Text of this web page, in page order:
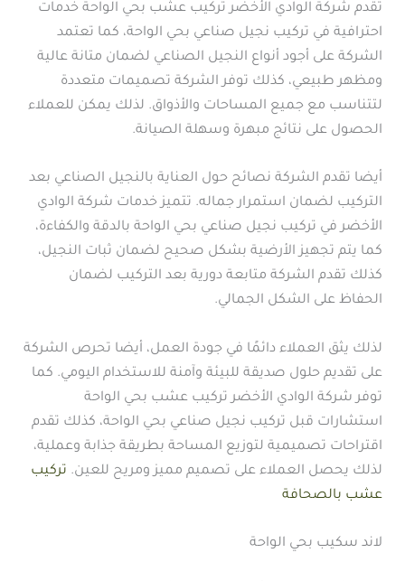
تقدم شركة الوادي الأخضر تركيب عشب بحي الواحة خدمات
احترافية في تركيب نجيل صناعي بحي الواحة، كما تعتمد
الشركة على أجود أنواع النجيل الصناعي لضمان متانة عالية
ومظهر طبيعي، كذلك توفر الشركة تصميمات متعددة
لتتناسب مع جميع المساحات والأذواق. لذلك يمكن للعملاء
الحصول على نتائج مبهرة وسهلة الصيانة.
أيضا تقدم الشركة نصائح حول العناية بالنجيل الصناعي بعد
التركيب لضمان استمرار جماله. تتميز خدمات شركة الوادي
الأخضر في تركيب نجيل صناعي بحي الواحة بالدقة والكفاءة،
كما يتم تجهيز الأرضية بشكل صحيح لضمان ثبات النجيل،
كذلك تقدم الشركة متابعة دورية بعد التركيب لضمان
الحفاظ على الشكل الجمالي.
لذلك يثق العملاء دائمًا في جودة العمل، أيضا تحرص الشركة
على تقديم حلول صديقة للبيئة وآمنة للاستخدام اليومي. كما
توفر شركة الوادي الأخضر تركيب عشب بحي الواحة
استشارات قبل تركيب نجيل صناعي بحي الواحة، كذلك تقدم
اقتراحات تصميمية لتوزيع المساحة بطريقة جذابة وعملية،
لذلك يحصل العملاء على تصميم مميز ومريح للعين. تركيب
عشب بالصحافة
لاند سكيب بحي الواحة